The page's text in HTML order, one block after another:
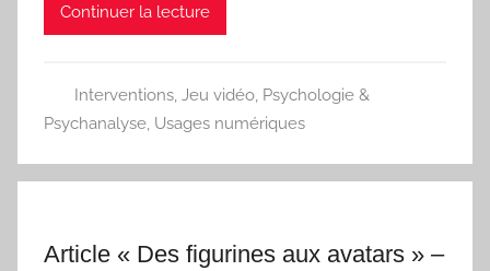
Continuer la lecture
Interventions, Jeu vidéo, Psychologie &
Psychanalyse, Usages numériques
Article « Des figurines aux avatars » –